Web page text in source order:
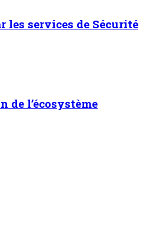
les services de Sécurité
l’écosystème